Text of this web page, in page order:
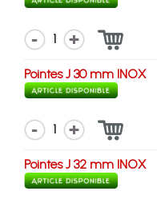
1
Pointes J 30 mm INOX
1
Pointes J 32 mm INOX